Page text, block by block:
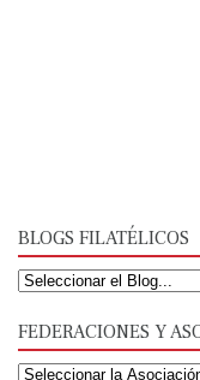
BLOGS FILATÉLICOS
FEDERACIONES Y